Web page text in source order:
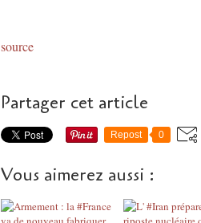
source
Partager cet article
Repost 0
Vous aimerez aussi :